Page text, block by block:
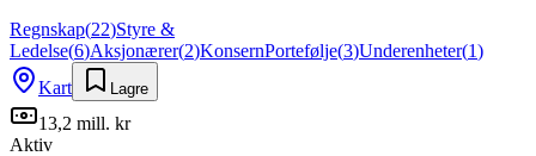
Regnskap(22)Styre &
Ledelse(6)Aksjonærer(2)KonsernPortefølje(3)Underenheter(1)
Kart
Lagre
13,2 mill. kr
Aktiv